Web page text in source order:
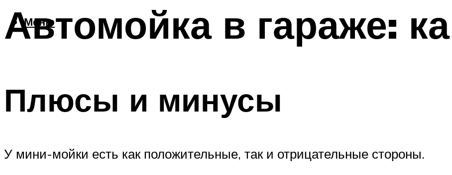
Меню
Автомойка в гараже:
Плюсы и минусы
У мини-мойки есть как положительные, так и отрицательные стороны.